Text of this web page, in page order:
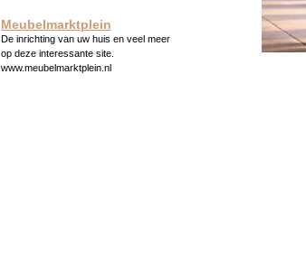
Meubelmarktplein
De inrichting van uw huis en veel meer
op deze interessante site.
www.meubelmarktplein.nl